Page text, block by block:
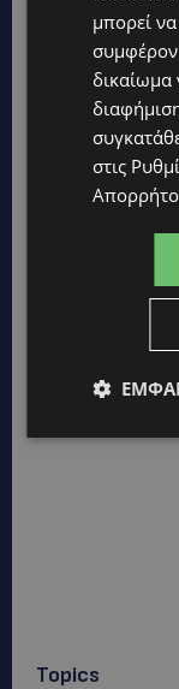
UPDATES
ΛΕΥΚΩΣΙΑ:
φωτιά σε
το κίνητρο
UPDATES
ΛΑΤΣΙΑ-
στηρίζει
Topics
μπορεί
συμφέρον
δικαίωμα
στις